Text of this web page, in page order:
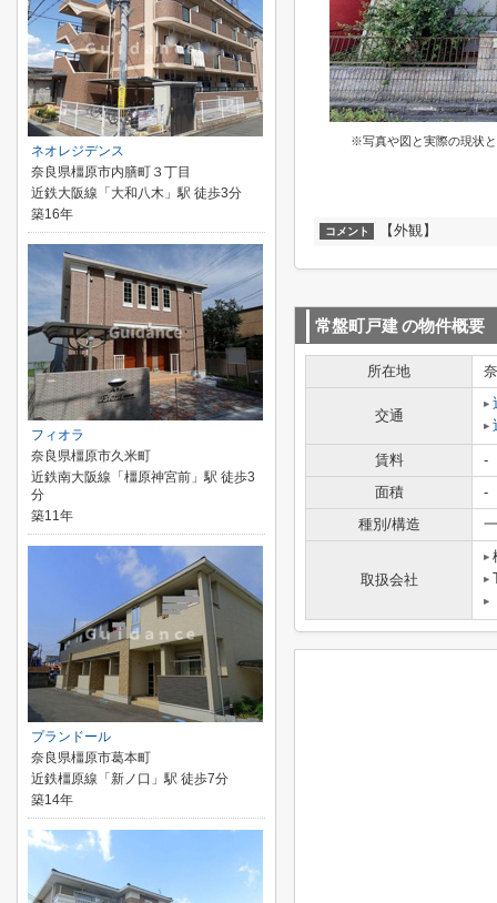
※写真や図と実際の現状
コメント 【外観】
常盤町戸建の物件概要
所在地
交通
賃料
-
面積
-
種別/構造
取扱会社
ネオレジデンス
奈良県橿原市内膳町３丁目
近鉄大阪線「大和八木」駅 徒歩3分
築16年
フィオラ
奈良県橿原市久米町
近鉄南大阪線「橿原神宮前」駅 徒歩3
分
築11年
プランドール
奈良県橿原市葛本町
近鉄橿原線「新ノ口」駅 徒歩7分
築14年